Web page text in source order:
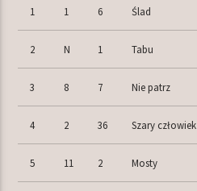
Radio Orbit
1 1 6 Ślad
2 N 1 Tabu
3 8 7 Nie patrz
4 2 36 Szary człowiek
5 11 2 Mosty